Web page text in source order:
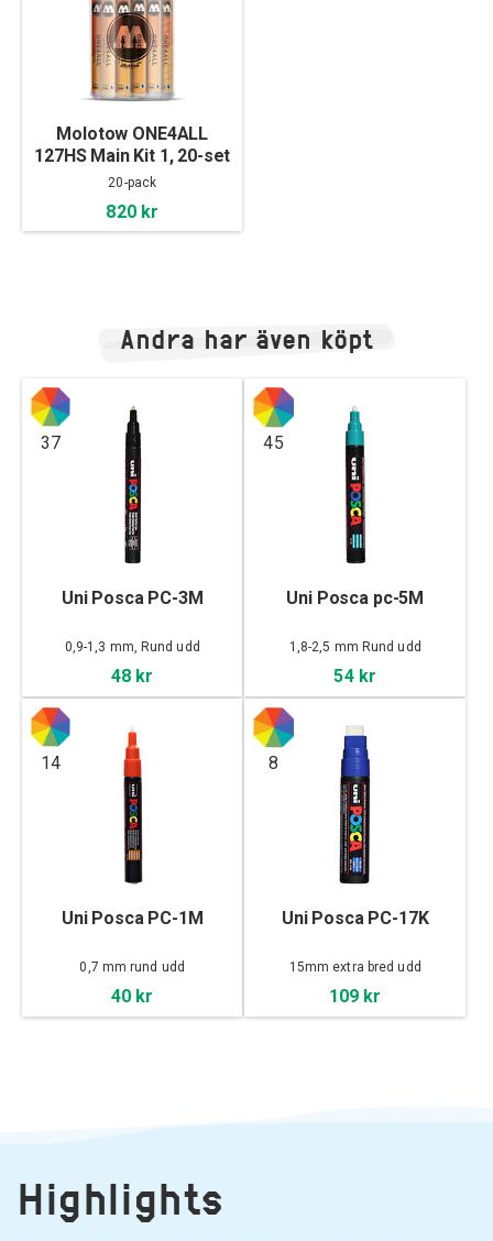
Molotow ONE4ALL
127HS Main Kit 1, 20-set
20-pack
820 kr
Andra har även köpt
37
Uni Posca PC-3M
0,9-1,3 mm, Rund udd
48 kr
45
Uni Posca pc-5M
1,8-2,5 mm Rund udd
54 kr
14
Uni Posca PC-1M
0,7 mm rund udd
40 kr
8
Uni Posca PC-17K
15mm extra bred udd
109 kr
Highlights